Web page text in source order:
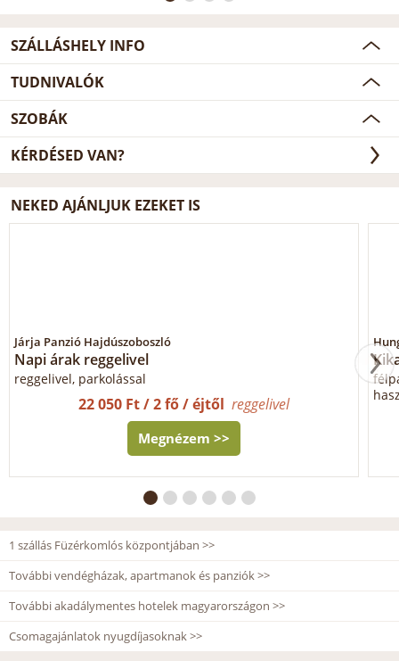
SZÁLLÁSHELY INFO
TUDNIVALÓK
SZOBÁK
KÉRDÉSED VAN?
NEKED AJÁNLJUK EZEKET IS
Járja Panzió Hajdúszoboszló
Napi árak reggelivel
reggelivel, parkolással
22 050 Ft / 2 fő / éjtőlreggelivel
Megnézem >>
1 szállás Füzérkomlós központjában >>
További vendégházak, apartmanok és panziók >>
További akadálymentes hotelek magyarországon >>
Csomagajánlatok nyugdíjasoknak >>